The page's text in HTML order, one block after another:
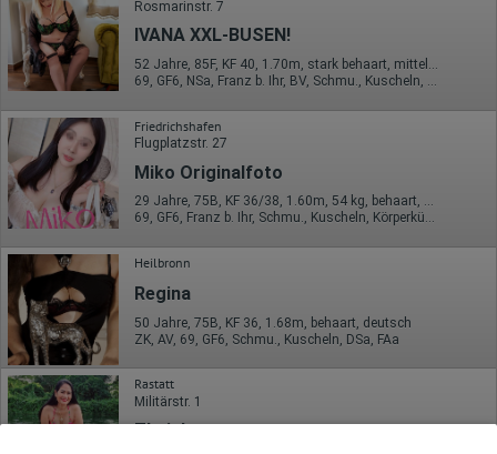
Rosmarinstr. 7
IVANA XXL-BUSEN!
52 Jahre, 85F, KF 40, 1.70m, stark behaart, mitteleuropäisch
69, GF6, NSa, Franz b. Ihr, BV, Schmu., Kuscheln, Körperküs.
Friedrichshafen
Flugplatzstr. 27
Miko Originalfoto
29 Jahre, 75B, KF 36/38, 1.60m, 54 kg, behaart, asiatisch
69, GF6, Franz b. Ihr, Schmu., Kuscheln, Körperküs., Mast., Strip
Heilbronn
Regina
50 Jahre, 75B, KF 36, 1.68m, behaart, deutsch
ZK, AV, 69, GF6, Schmu., Kuscheln, DSa, FAa
Rastatt
Militärstr. 1
Thai Jenny